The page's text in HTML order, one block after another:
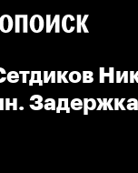
Задержка